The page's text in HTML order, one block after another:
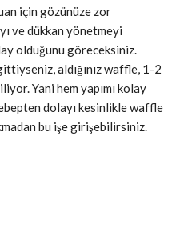
için gözünüze zor
ve dükkan yönetmeyi
olduğunu göreceksiniz.
aldığınız waffle, 1-2
Yani hem yapımı kolay
dolayı kesinlikle waffle
bu işe girişebilirsiniz.